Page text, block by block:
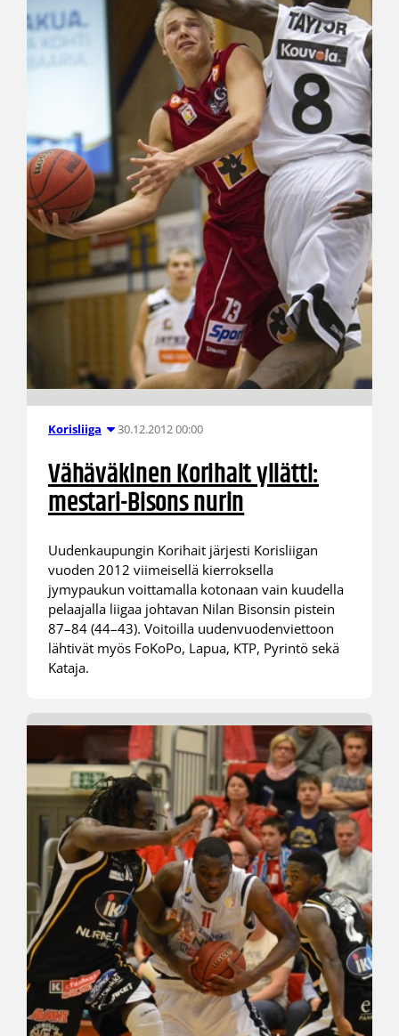
Korisliiga 30.12.2012 00:00
Vähäväkinen Korihait yllätti:
mestari-Bisons nurin
Uudenkaupungin Korihait järjesti Korisliigan
vuoden 2012 viimeisellä kierroksella
jymypaukun voittamalla kotonaan vain kuudella
pelaajalla liigaa johtavan Nilan Bisonsin pistein
87–84 (44–43). Voitoilla uudenvuodenviettoon
lähtivät myös FoKoPo, Lapua, KTP, Pyrintö sekä
Kataja.